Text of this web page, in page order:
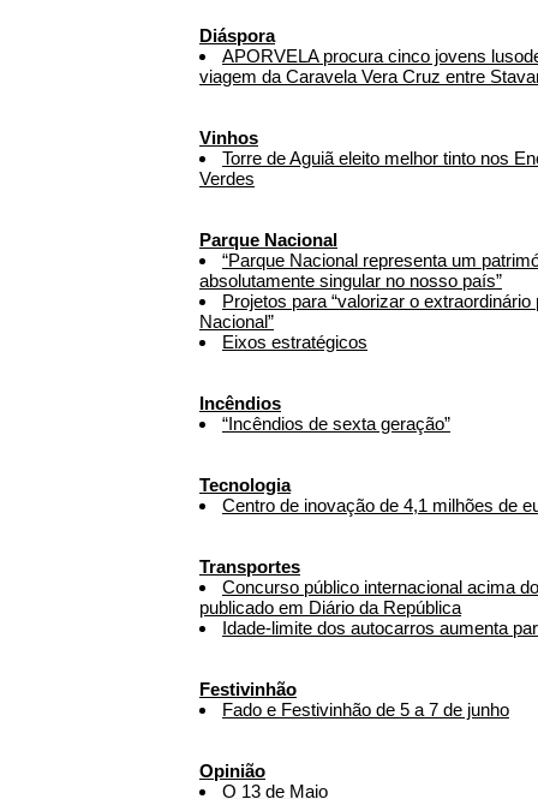
Diáspora
APORVELA procura cinco jovens
viagem da Caravela Vera Cruz entre
Vinhos
Torre de Aguiã eleito melhor tinto nos
Verdes
Parque Nacional
“Parque Nacional representa um
absolutamente singular no nosso país”
Projetos para “valorizar o
Nacional”
Eixos estratégicos
Incêndios
“Incêndios de sexta geração”
Tecnologia
Centro de inovação de 4,1 milhões de
Transportes
Concurso público internacional acima
publicado em Diário da República
Idade-limite dos autocarros aumenta
Festivinhão
Fado e Festivinhão de 5 a 7 de junho
Opinião
O 13 de Maio